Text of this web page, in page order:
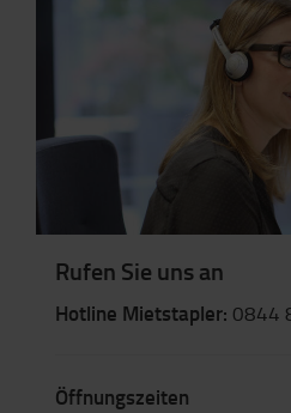
Rufen Sie uns an
Hotline Mietstapler: 0844
Öffnungszeiten